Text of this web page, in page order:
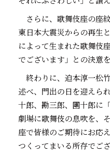
さらに、歌舞伎座の座
東日本大震災からの再生
によって生まれた歌舞伎
でございます」との決意
終わりに、迫本淳一松
述べ、門出の日を迎えら
十郎、勘三郎、團十郎に
劇場に歌舞伎の息吹を、
座で皆様のご期待にお応
つくってまいる所存でご